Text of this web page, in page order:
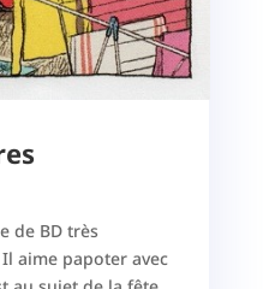
de BD très
aime papoter avec